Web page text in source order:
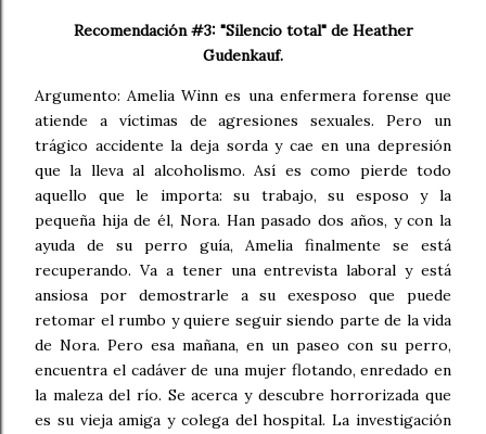
Recomendación #3: "Silencio total" de Heather
Gudenkauf.
Argumento: Amelia Winn es una enfermera forense que
atiende a víctimas de agresiones sexuales. Pero un
trágico accidente la deja sorda y cae en una depresión
que la lleva al alcoholismo. Así es como pierde todo
aquello que le importa: su trabajo, su esposo y la
pequeña hija de él, Nora. Han pasado dos años, y con la
ayuda de su perro guía, Amelia finalmente se está
recuperando. Va a tener una entrevista laboral y está
ansiosa por demostrarle a su exesposo que puede
retomar el rumbo y quiere seguir siendo parte de la vida
de Nora. Pero esa mañana, en un paseo con su perro,
encuentra el cadáver de una mujer flotando, enredado en
la maleza del río. Se acerca y descubre horrorizada que
es su vieja amiga y colega del hospital. La investigación